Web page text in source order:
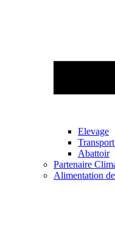
Elevage
Abattoir
Partenaire
Alimentation